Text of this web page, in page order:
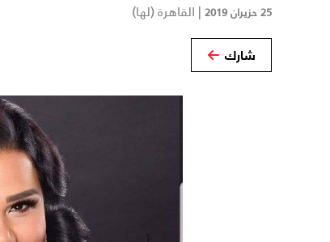
25 حزيران 2019 | القاهرة (لها)
شارك